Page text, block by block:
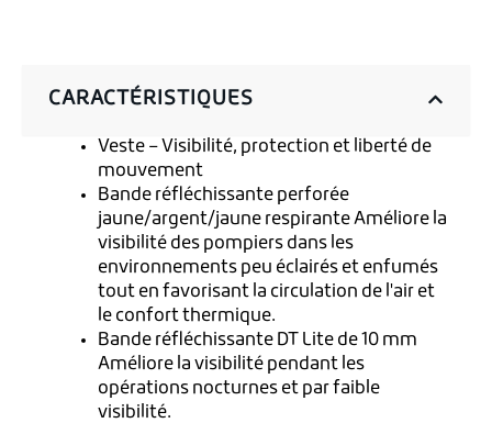
CARACTÉRISTIQUES
Veste – Visibilité, protection et liberté de
mouvement
Bande réfléchissante perforée
jaune/argent/jaune respirante Améliore la
visibilité des pompiers dans les
environnements peu éclairés et enfumés
tout en favorisant la circulation de l'air et
le confort thermique.
Bande réfléchissante DT Lite de 10 mm
Améliore la visibilité pendant les
opérations nocturnes et par faible
visibilité.